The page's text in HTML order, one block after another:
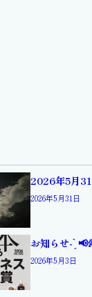
2026年5月
2026年5月31日
お知らせ-
2026年5月3日